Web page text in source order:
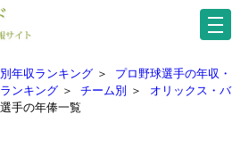
年収ランキング ＞
プロ野球選手の年収・
ンキング ＞ チーム別 ＞
オリックス・バ
手の年俸一覧